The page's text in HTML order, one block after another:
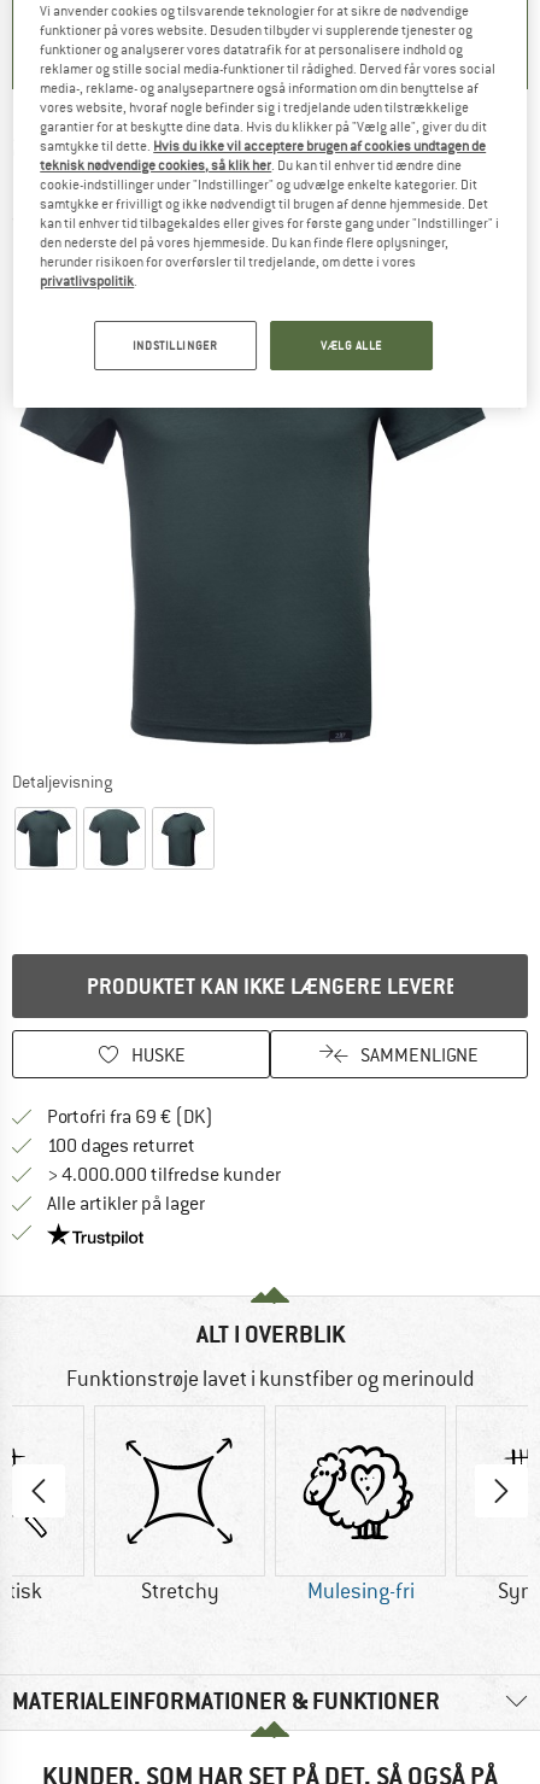
)
4,6(71)
4,7(48)
2117 OF SWEDEN -Almo Merino Top -
Funktionsshirt
(0)
Detaljevisning
PRODUKTET KAN IKKE LÆNGERE LEVERES
HUSKE SAMMENLIGNE
Portofri fra 69 € (DK)
100 dages returret
> 4.000.000 tilfredse kunder
Alle artikler på lager
Vi er Trustpilot-certificeret - oplysningerne får du
ALT I OVERBLIK
Funktionstrøje lavet i kunstfiber og merinould
Stretchy Mulesing-fri
MATERIALEINFORMATIONER & FUNKTIONER
KUNDER, SOM HAR SET PÅ DET, SÅ OGSÅ PÅ
Vi anvender cookies og tilsvarende teknologier for at sikre de nødvendige
funktioner på vores website. Desuden tilbyder vi supplerende tjenester og
funktioner og analyserer vores datatrafik for at personalisere indhold og
reklamer og stille social media-funktioner til rådighed. Derved får vores social
media-, reklame- og analysepartnere også information om din benyttelse af
vores website, hvoraf nogle befinder sig i tredjelande uden tilstrækkelige
garantier for at beskytte dine data. Hvis du klikker på "Vælg alle", giver du dit
samtykke til dette. Hvis du ikke vil acceptere brugen af cookies undtagen de
teknisk nødvendige cookies, så klik her. Du kan til enhver tid ændre dine
cookie-indstillinger under "Indstillinger" og udvælge enkelte kategorier. Dit
samtykke er frivilligt og ikke nødvendigt til brugen af denne hjemmeside. Det
kan til enhver tid tilbagekaldes eller gives for første gang under "Indstillinger" i
den nederste del på vores hjemmeside. Du kan finde flere oplysninger,
herunder risikoen for overførsler til tredjelande, om dette i vores
privatlivspolitik.
INDSTILLINGER VÆLG ALLE